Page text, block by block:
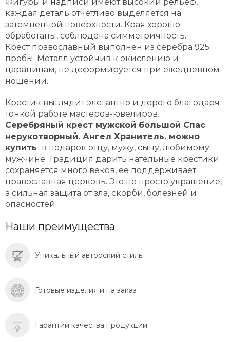
каждая деталь отчетливо выделяется на
затемненной поверхности. Края хорошо
обработаны, соблюдена симметричность.
Крест православный выполнен из серебра 925
пробы. Металл устойчив к окислению и
царапинам, не деформируется при ежедневном
ношении.
Крестик выглядит элегантно и дорого благодаря
тонкой работе мастеров-ювелиров.
Серебряный крест мужской большой Спас
нерукотворный. Ангел Хранитель. можно
купить в подарок отцу, мужу, сыну, любимому
мужчине. Традиция дарить нательные крестики
сохраняется много веков, ее поддерживает
православная церковь. Это не просто украшение,
а сильная защита от зла, скорби, болезней и
опасностей.
Наши преимущества
Уникальный авторский стиль
Готовые изделия и на заказ
Гарантии качества продукции